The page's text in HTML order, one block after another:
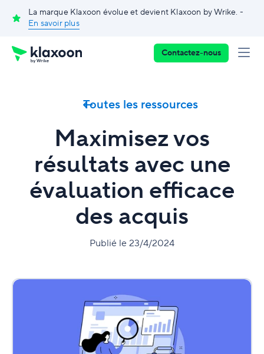
La marque Klaxoon évolue et devient Klaxoon by Wrike. -
En savoir plus
Contactez-nous
Toutes les ressources
Maximisez vos
résultats avec une
évaluation efficace
des acquis
Publié le 23/4/2024